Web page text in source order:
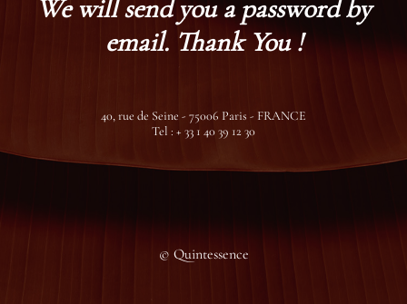
We will send you a password by
email. Thank You !
40, rue de Seine - 75006 Paris - FRANCE
Tel : + 33 1 40 39 12 30
© Quintessence